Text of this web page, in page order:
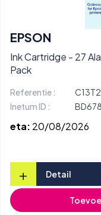
EPSON
Ink Cartridge - 27
Pack
Referentie :
Inetum ID :
BD678
eta: 20/08/2026
+ Detail